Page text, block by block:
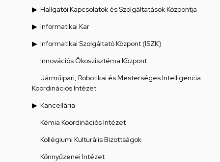
Hallgatói Kapcsolatok és Szolgáltatások Központja
Informatikai Kar
Informatikai Szolgáltató Központ (ISZK)
Innovációs Ökoszisztéma Központ
Járműipari, Robotikai és Mesterséges Intelligencia
Koordinációs Intézet
Kancellária
Kémia Koordinációs Intézet
Kollégiumi Kulturális Bizottságok
Könnyűzenei Intézet